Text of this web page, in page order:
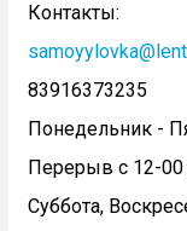
Контакты:
83916373235
Понедельник -
Перерыв с 12-00
Суббота,